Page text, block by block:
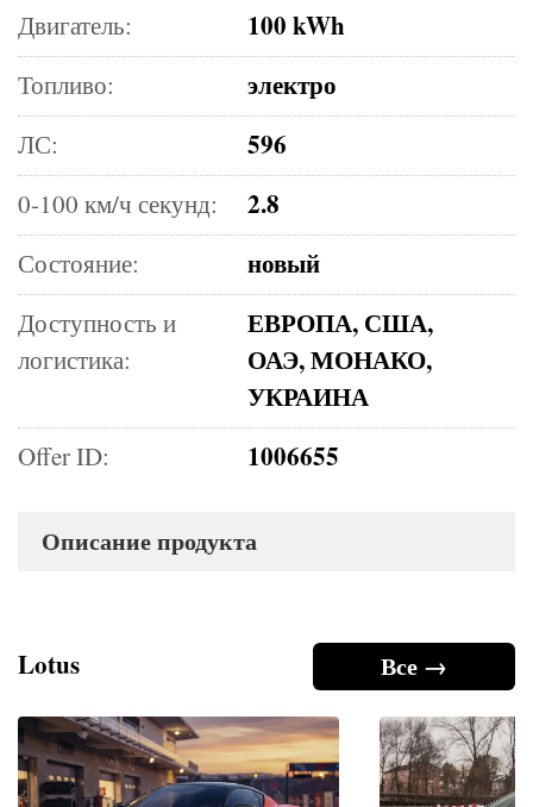
Двигатель: 100 kWh
Топливо: электро
ЛС: 596
0-100 км/ч секунд: 2.8
Состояние: новый
Доступность и
логистика:
ЕВРОПА, США,
ОАЭ, МОНАКО,
УКРАИНА
Offer ID: 1006655
Описание продукта
Все →
Lotus